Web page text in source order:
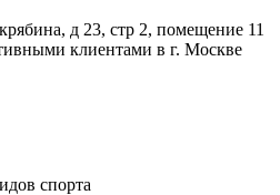
д 23, стр 2, помещение 11
клиентами в г. Москве
спорта